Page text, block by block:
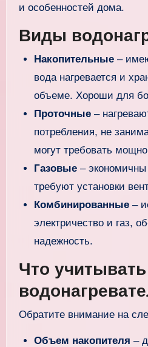
и особенностей дома.
Виды
Накопительные –
вода нагревается и
объеме. Хороши для
Проточные –
потребления, не
могут требовать
Газовые –
требуют установки
Комбинированные –
электричество и газ,
надежность.
Что
Обратите внимание на
Объем накопителя –